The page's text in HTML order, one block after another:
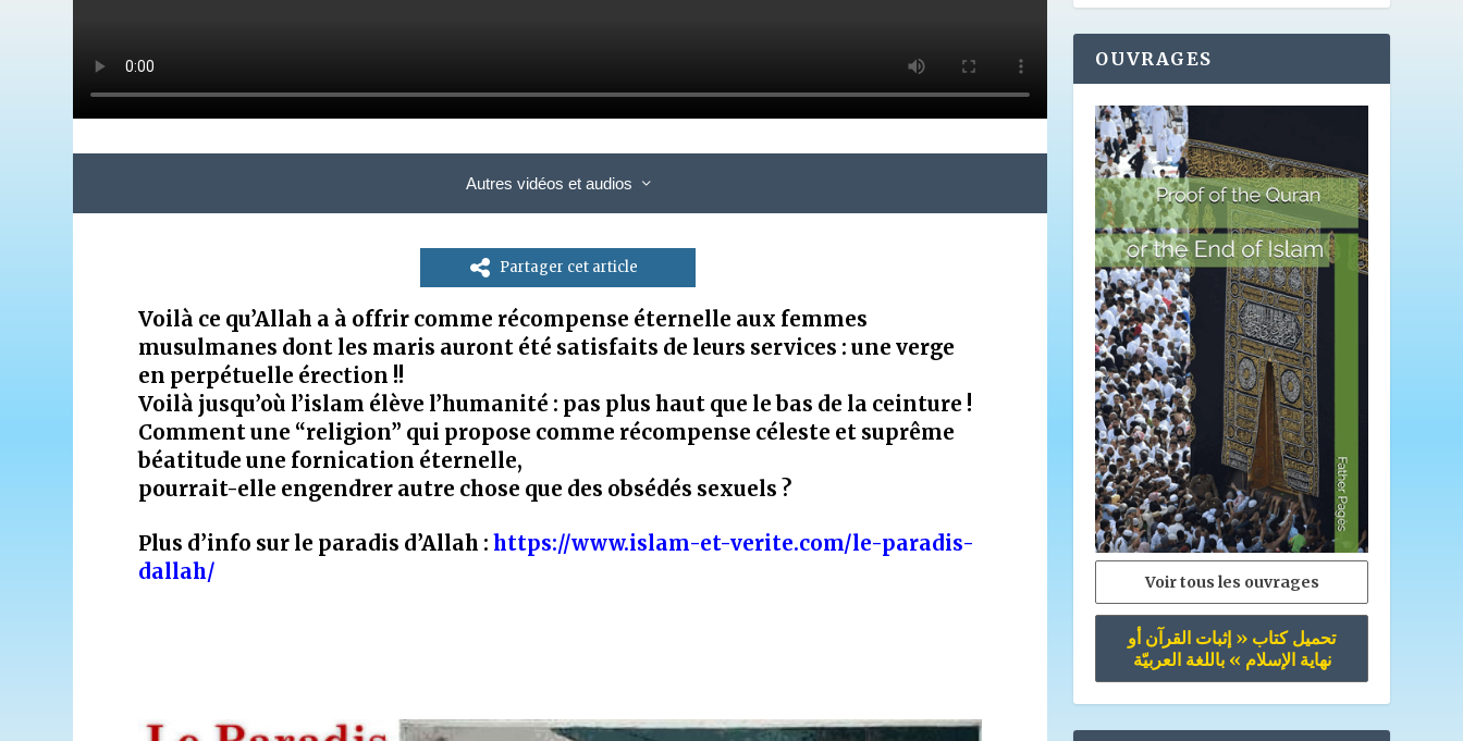
Autres vidéos et audios
Partager cet article
Voilà ce qu’Allah a à offrir comme récompense éternelle aux femmes
musulmanes dont les maris auront été satisfaits de leurs services : une verge
en perpétuelle érection !!
Voilà jusqu’où l’islam élève l’humanité : pas plus haut que le bas de la ceinture !
Comment une “religion” qui propose comme récompense céleste et suprême
béatitude une fornication éternelle,
pourrait-elle engendrer autre chose que des obsédés sexuels ?
Plus d’info sur le paradis d’Allah :https://www.islam-et-verite.com/le-paradis-
dallah/
OUVRAGES
Voir tous les ouvrages
تحميل كتاب « إثبات القرآن أو
نهاية الإسلام » باللغة العربيّة